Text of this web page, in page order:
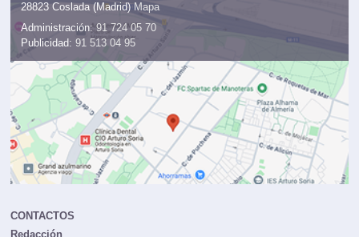
28823 Coslada (Madrid) Mapa
Administración: 91 724 05 70
Publicidad: 91 513 04 95
CONTACTOS
Redacción